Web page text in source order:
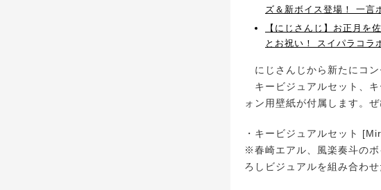
ズ＆新ボイス登場！ 一言
【にじさんじ】お正月を
とお祝い！ スイパラコラ
にじさんじから新たにコン
キービジュアルセット、キ
ォン用壁紙が付属します。
・キービジュアルセット
※春崎エアル、風楽奏斗の
ろしビジュアルを組み合わ